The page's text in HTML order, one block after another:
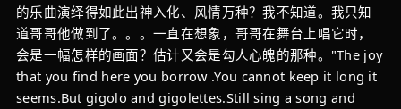
的乐曲演绎得如此出神入化、风情万种？我不知道。我只知
道哥哥他做到了。。。一直在想象，哥哥在舞台上唱它时，
会是一幅怎样的画面？估计又会是勾人心魄的那种。"The joy
that you find here you borrow .You cannot keep it long it
seems.But gigolo and gigolettes.Still sing a song and